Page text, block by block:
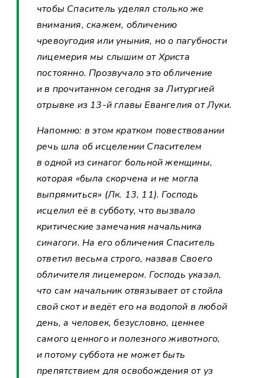
чтобы Спаситель уделял столько же
внимания, скажем, обличению
чревоугодия или уныния, но о пагубности
лицемерия мы слышим от Христа
постоянно. Прозвучало это обличение
и в прочитанном сегодня за Литургией
отрывке из 13-й главы Евангелия от Луки.
Напомню: в этом кратком повествовании
речь шла об исцелении Спасителем
в одной из синагог больной женщины,
которая «была скорчена и не могла
выпрямиться» (Лк. 13, 11). Господь
исцелил её в субботу, что вызвало
критические замечания начальника
синагоги. На его обличения Спаситель
ответил весьма строго, назвав Своего
обличителя лицемером. Господь указал,
что сам начальник отвязывает от стойла
свой скот и ведёт его на водопой в любой
день, а человек, безусловно, ценнее
самого ценного и полезного животного,
и потому суббота не может быть
препятствием для освобождения от уз